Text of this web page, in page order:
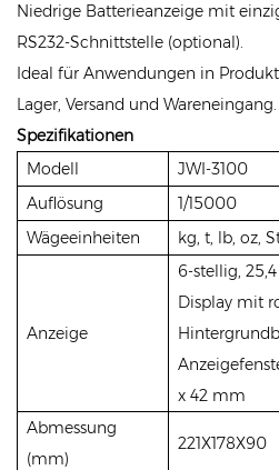
Niedrige Batterieanzeige mit
RS232-Schnittstelle (optional).
Ideal für Anwendungen in
Lager, Versand und Wareneingang.
Spezifikationen
Modell
JWI-3100
Auflösung
1/15000
Wägeeinheiten
kg, t, lb, oz,
Anzeige
6-stellig,
Display mit
x 42 mm
Abmessung
(mm)
221X178X90